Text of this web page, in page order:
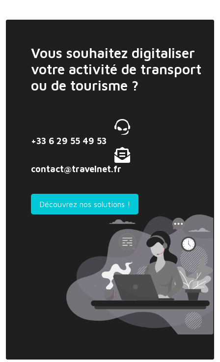
Vous souhaitez digitaliser
votre activité de transport
ou de tourisme ?
+33 6 29 55 49 53
contact@travelnet.fr
Découvrez nos solutions !